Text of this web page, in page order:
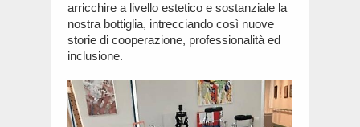
arricchire a livello estetico e sostanziale la
nostra bottiglia, intrecciando così nuove
storie di cooperazione, professionalità ed
inclusione.